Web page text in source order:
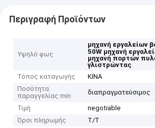
Περιγραφή Προϊόντων
Υψηλό φως
μηχανή εργαλείων
50W μηχανή
μηχανή πορτών
γλιστρώντας
Τόπος καταγωγής
ΚΙΝΑ
Ποσότητα
παραγγελίας min
διαπραγματεύσιμος
Τιμή
negotiable
Όροι πληρωμής
T/T